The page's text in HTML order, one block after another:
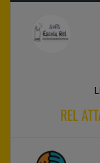
REL